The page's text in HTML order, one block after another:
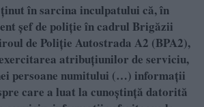
în sarcina inculpatului că, în
şef de poliţie în cadrul Brigăzii
de Poliţie Autostrada A2 (BPA2),
atribuţiunilor de serviciu,
persoane numitului (…) informaţii
care a luat la cunoştinţă datorită